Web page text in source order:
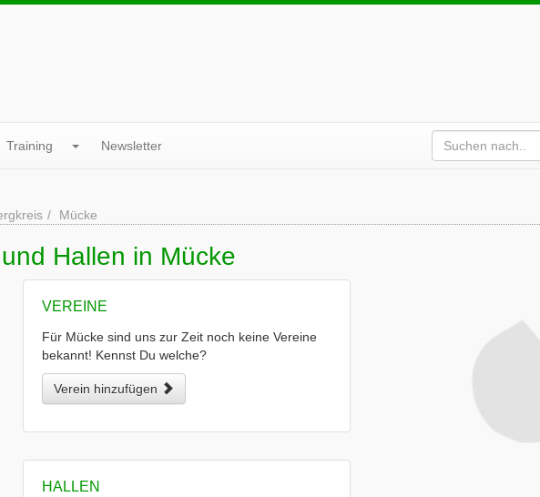
Training Newsletter
Mücke
Hallen in Mücke
VEREINE
Für Mücke sind uns zur Zeit noch keine Vereine
bekannt! Kennst Du welche?
Verein hinzufügen
HALLEN